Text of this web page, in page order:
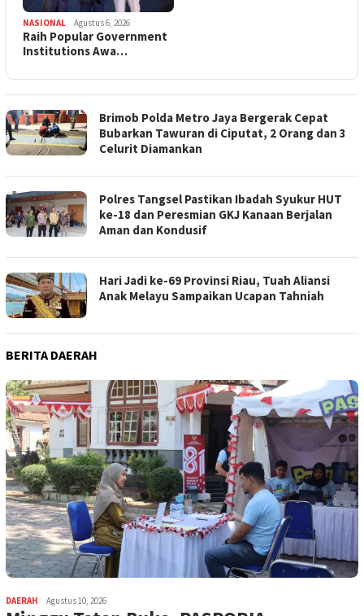
NASIONAL Agustus 6, 2026
Raih Popular Government
Institutions Awa…
Brimob Polda Metro Jaya Bergerak Cepat
Bubarkan Tawuran di Ciputat, 2 Orang dan 3
Celurit Diamankan
Polres Tangsel Pastikan Ibadah Syukur HUT
ke-18 dan Peresmian GKJ Kanaan Berjalan
Aman dan Kondusif
Hari Jadi ke-69 Provinsi Riau, Tuah Aliansi
Anak Melayu Sampaikan Ucapan Tahniah
BERITA DAERAH
DAERAH Agustus 10, 2026